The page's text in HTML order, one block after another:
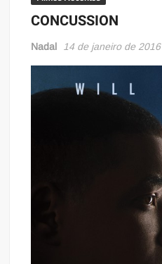
CONCUSSION
Nadal 14 de janeiro de 2016